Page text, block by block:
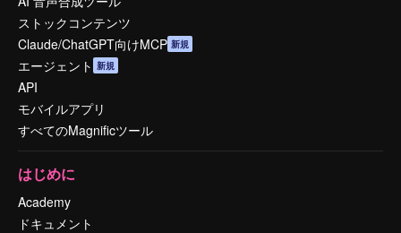
ストックコンテンツ
Claude/ChatGPT向けMCP 新規
エージェント 新規
API
モバイルアプリ
すべてのMagnificツール
はじめに
Academy
ドキュメント